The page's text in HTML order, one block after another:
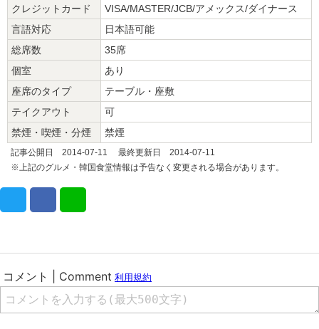
クレジットカード
VISA/MASTER/JCB/アメックス/ダイナース
言語対応
日本語可能
総席数
35席
個室
あり
座席のタイプ
テーブル・座敷
テイクアウト
可
禁煙・喫煙・分煙
禁煙
記事公開日 2014-07-11 最終更新日 2014-07-11
※上記のグルメ・韓国食堂情報は予告なく変更される場合があります。